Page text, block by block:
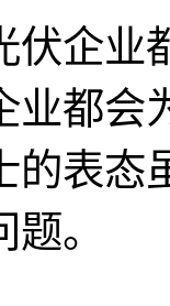
企业
业都会
的表态
。